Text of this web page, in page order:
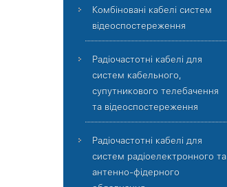
Комбіновані кабелі систем
відеоспостереження
Радіочастотні кабелі для
систем кабельного,
супутникового телебачення
та відеоспостереження
Радіочастотні кабелі для
систем радіоелектронного та
антенно-фідерного